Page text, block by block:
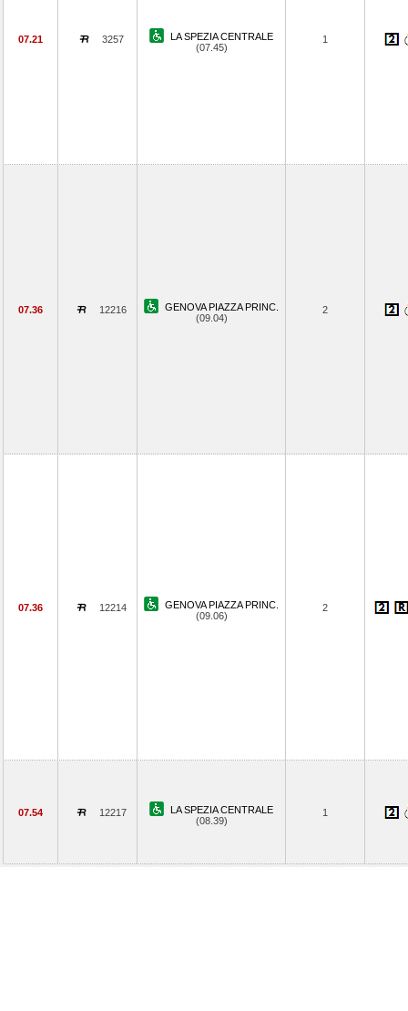
07.21 3257
LA SPEZIA CENTRALE
(07.45)
1
07.36 12216
GENOVA PIAZZA PRINC.
(09.04)
2
07.36 12214
GENOVA PIAZZA PRINC.
(09.06)
2
07.54 12217
LA SPEZIA CENTRALE
(08.39)
1